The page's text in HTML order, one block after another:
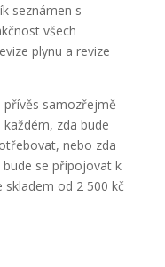
seznámen s
všech
plynu a revize
přívěs samozřejmě
zda bude
nebo zda
se připojovat k
od 2 500 kč